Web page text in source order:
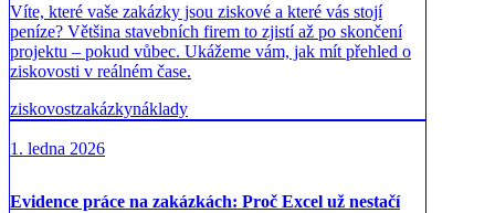
Víte, které vaše zakázky jsou ziskové a které vás stojí
peníze? Většina stavebních firem to zjistí až po skončení
projektu – pokud vůbec. Ukážeme vám, jak mít přehled o
ziskovosti v reálném čase.
ziskovostzakázkynáklady
1. ledna 2026
Evidence práce na zakázkách: Proč Excel už nestačí